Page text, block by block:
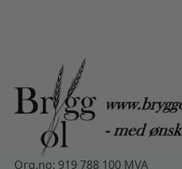
Org.no: 919 788 100 MVA